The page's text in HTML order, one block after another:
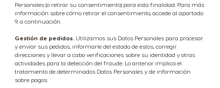
Personales (o retirar su consentimiento) para esta finalidad. Para más
información sobre cómo retirar el consentimiento, accede al apartado
9, a continuación.
Gestión de pedidos. Utilizamos sus Datos Personales para procesar
y enviar sus pedidos, informarle del estado de estos, corregir
direcciones y llevar a cabo verificaciones sobre su identidad y otras
actividades para la detección del fraude. Lo anterior implica el
tratamiento de determinados Datos Personales y de información
sobre pagos.